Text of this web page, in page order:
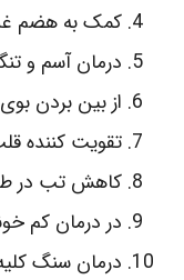
کمک به هضم
درمان آسم و
از بین بردن
تقویت کننده
کاهش تب در
در درمان کم
درمان سنگ